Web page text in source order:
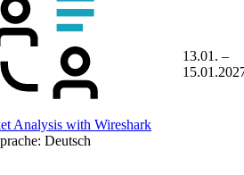
Analysis with Wireshark
Deutsch
13.01. –